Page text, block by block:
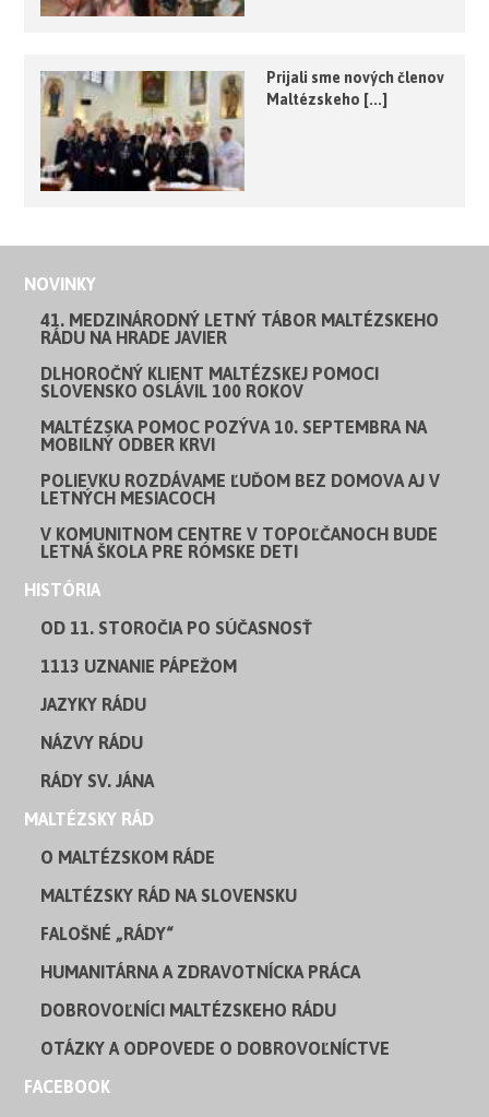
Prijali sme nových členov
Maltézskeho [...]
NOVINKY
41. MEDZINÁRODNÝ LETNÝ TÁBOR MALTÉZSKEHO
RÁDU NA HRADE JAVIER
DLHOROČNÝ KLIENT MALTÉZSKEJ POMOCI
SLOVENSKO OSLÁVIL 100 ROKOV
MALTÉZSKA POMOC POZÝVA 10. SEPTEMBRA NA
MOBILNÝ ODBER KRVI
POLIEVKU ROZDÁVAME ĽUĎOM BEZ DOMOVA AJ V
LETNÝCH MESIACOCH
V KOMUNITNOM CENTRE V TOPOĽČANOCH BUDE
LETNÁ ŠKOLA PRE RÓMSKE DETI
HISTÓRIA
OD 11. STOROČIA PO SÚČASNOSŤ
1113 UZNANIE PÁPEŽOM
JAZYKY RÁDU
NÁZVY RÁDU
RÁDY SV. JÁNA
MALTÉZSKY RÁD
O MALTÉZSKOM RÁDE
MALTÉZSKY RÁD NA SLOVENSKU
FALOŠNÉ „RÁDY“
HUMANITÁRNA A ZDRAVOTNÍCKA PRÁCA
DOBROVOĽNÍCI MALTÉZSKEHO RÁDU
OTÁZKY A ODPOVEDE O DOBROVOĽNÍCTVE
FACEBOOK